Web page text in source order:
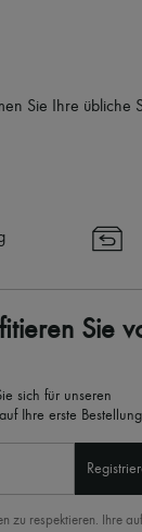
Sie Ihre übliche
Sie
sich für unseren
Ihre erste Bestellung.
zu respektieren. Ihre auf